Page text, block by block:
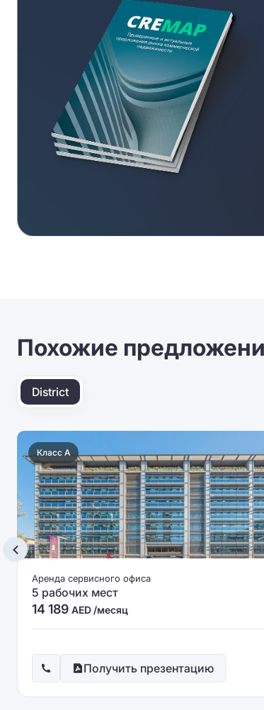
Похожие
District
Класс A
Аренда сервисного офиса
5 рабочих мест
14 189 AED /месяц
Получить презентацию